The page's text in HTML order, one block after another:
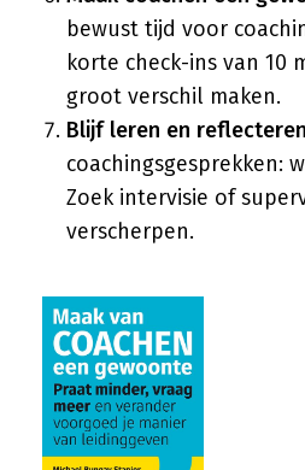
bewust tijd voor
korte check-ins van 10
groot verschil maken.
Blijf leren en
coachingsgesprekken:
Zoek intervisie of
verscherpen.